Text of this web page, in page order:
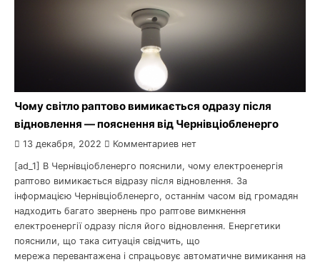
Чому світло раптово вимикається одразу після
відновлення — пояснення від Чернівціобленерго
13 декабря, 2022 Комментариев нет
[ad_1] В Чернівціобленерго пояснили, чому електроенергія
раптово вимикається відразу після відновлення. За
інформацією Чернівціобленерго, останнім часом від громадян
надходить багато звернень про раптове вимкнення
електроенергії одразу після його відновлення. Енергетики
пояснили, що така ситуація свідчить, що
мережа перевантажена і спрацьовує автоматичне вимикання на